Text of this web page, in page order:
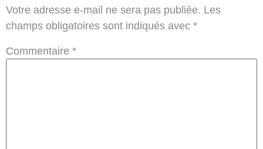
Votre adresse e-mail ne sera pas publiée. Les
champs obligatoires sont indiqués avec *
Commentaire *